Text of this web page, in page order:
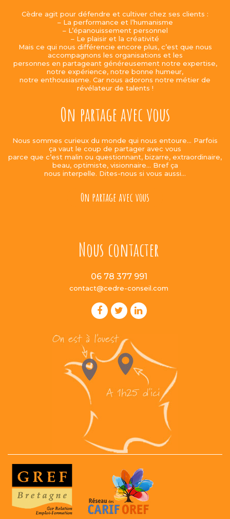
Cèdre agit pour défendre et cultiver chez ses clients :
– La performance et l’humanisme
– L’épanouissement personnel
– Le plaisir et la créativité
Mais ce qui nous différencie encore plus, c’est que nous
accompagnons les organisations et les
personnes en partageant généreusement notre expertise,
notre expérience, notre bonne humeur,
notre enthousiasme. Car nous adorons notre métier de
révélateur de talents !
On partage avec vous
Nous sommes curieux du monde qui nous entoure… Parfois
ça vaut le coup de partager avec vous
parce que c’est malin ou questionnant, bizarre, extraordinaire,
beau, optimiste, visionnaire… Bref ça
nous interpelle. Dites-nous si vous aussi…
On partage avec vous
Nous contacter
06 78 377 991
contact@cedre-conseil.com